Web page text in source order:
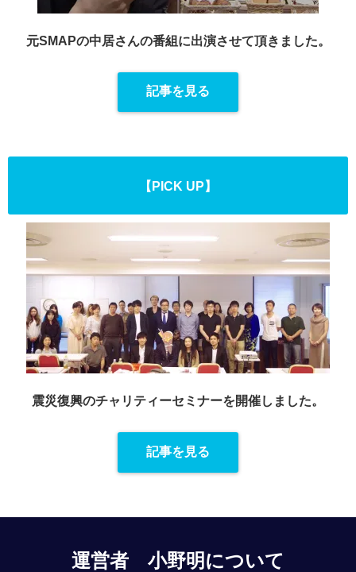
元SMAPの中居さんの番組に出演させて頂きました。
記事を見る
【PICK UP】
震災復興のチャリティーセミナーを開催しました。
記事を見る
運営者 小野明について